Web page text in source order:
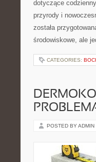
dotyczące
przyrody i
została
środowiskowe, ale
CATEGORIES:
POSTED BY ADMIN